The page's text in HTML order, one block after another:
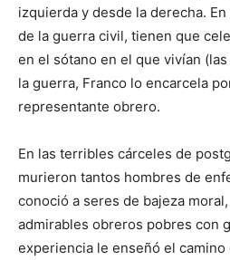
izquierda y desde la derecha.
de la guerra civil, tienen que
en el sótano en el que vivían
la guerra, Franco lo encarcela
representante obrero.
En las terribles cárceles de
murieron tantos hombres de
conoció a seres de bajeza
admirables obreros pobres con
experiencia le enseñó el